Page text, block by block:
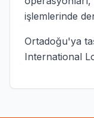
işlemlerinde
Ortadoğu'ya
International